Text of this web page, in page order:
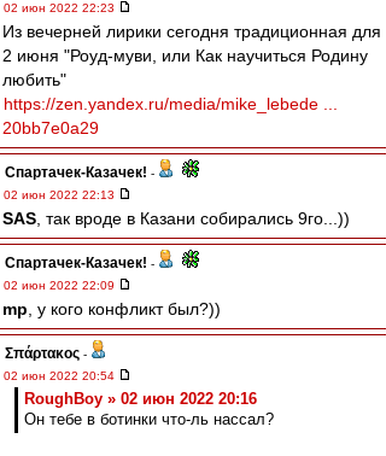
02 июн 2022 22:23
Из вечерней лирики сегодня традиционная для
2 июня "Роуд-муви, или Как научиться Родину
любить"
https://zen.yandex.ru/media/mike_lebede ...
20bb7e0a29
Спартачек-Казачек! -
02 июн 2022 22:13
SAS , так вроде в Казани собирались 9го...))
Спартачек-Казачек! -
02 июн 2022 22:09
mp , у кого конфликт был?))
Σπάρτακος -
02 июн 2022 20:54
RoughBoy » 02 июн 2022 20:16
Он тебе в ботинки что-ль нассал?